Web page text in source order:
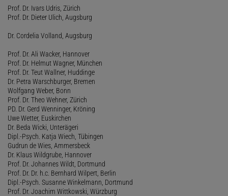
Prof. Dr. Ivars Udris, Zürich
Prof. Dr. Dieter Ulich, Augsburg
Dr. Cordelia Volland, Augsburg
Prof. Dr. Ali Wacker, Hannover
Prof. Dr. Helmut Wagner, München
Prof. Dr. Teut Wallner, Huddinge
Dr. Petra Warschburger, Bremen
Wolfgang Weber, Bonn
Prof. Dr. Theo Wehner, Zürich
PD. Dr. Gerd Wenninger, Kröning
Uwe Wetter, Euskirchen
Dr. Beda Wicki, Unterägeri
Dipl.-Psych. Katja Wiech, Tübingen
Gudrun de Wies, Ammersbeck
Dr. Klaus Wildgrube, Hannover
Prof. Dr. Johannes Wildt, Dortmund
Prof. Dr. Dr. h.c. Bernhard Wilpert, Berlin
Dipl.-Psych. Susanne Winkelmann, Dortmund
Prof. Dr. Joachim Wittkowski, Würzburg